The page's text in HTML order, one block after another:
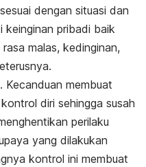
dengan situasi dan
keinginan pribadi baik
malas, kedinginan,
membuat
diri sehingga susah
perilaku
yang dilakukan
kontrol ini membuat